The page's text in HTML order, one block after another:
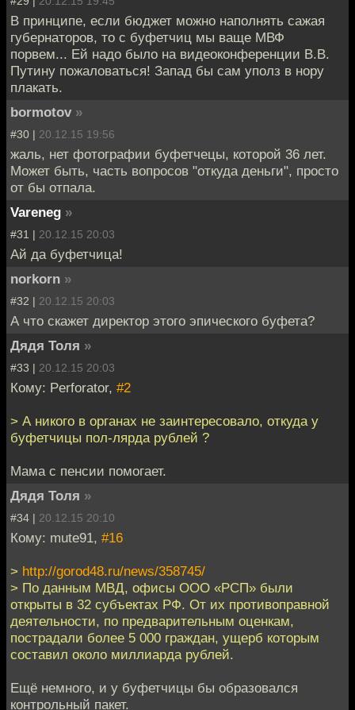
В принципе, если бюджет можно наполнять сажая
губернаторов, то с буфетчиц мы ваще МВФ
порвем... Ей надо было на видеоконференции В.В.
Путину пожаловаться! Запад бы сам уполз в нору
плакать.
bormotov »
#30 | 20.12.15 19:56
жаль, нет фотографии буфетчецы, которой 36 лет.
Может быть, часть вопросов "откуда деньги", просто
от бы отпала.
Vareneg »
#31 | 20.12.15 20:03
Ай да буфетчица!
norkorn »
#32 | 20.12.15 20:03
А что скажет директор этого эпического буфета?
Дядя Толя »
#33 | 20.12.15 20:03
Кому: Perforator, #2
> А никого в органах не заинтересовало, откуда у
буфетчицы пол-лярда рублей ?
Мама с пенсии помогает.
Дядя Толя »
#34 | 20.12.15 20:10
Кому: mute91, #16
> http://gorod48.ru/news/358745/
> По данным МВД, офисы ООО «РСП» были
открыты в 32 субъектах РФ. От их противоправной
деятельности, по предварительным оценкам,
пострадали более 5 000 граждан, ущерб которым
составил около миллиарда рублей.
Ещё немного, и у буфетчицы бы образовался
контрольный пакет.